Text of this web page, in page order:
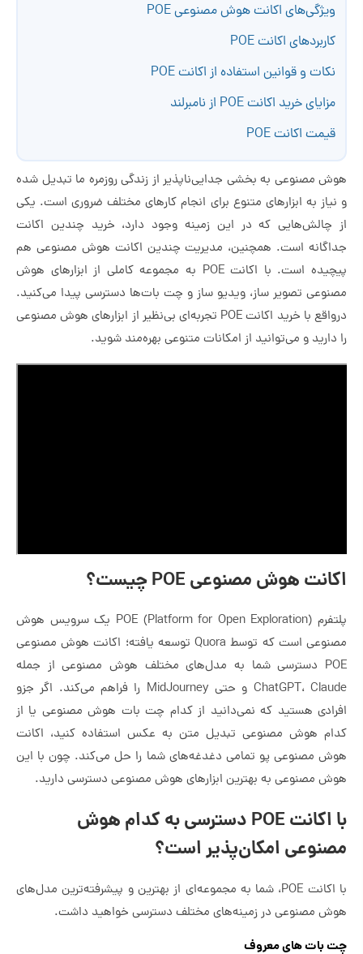
ویژگی‌های اکانت هوش مصنوعی POE
کاربردهای اکانت POE
نکات و قوانین استفاده از اکانت POE
مزایای خرید اکانت POE از نامبرلند
قیمت اکانت POE
هوش مصنوعی به بخشی جدایی‌ناپذیر از زندگی روزمره ما تبدیل شده
و نیاز به ابزارهای متنوع برای انجام کارهای مختلف ضروری است. یکی
از چالش‌هایی که در این زمینه وجود دارد، خرید چندین اکانت
جداگانه است. همچنین، مدیریت چندین اکانت هوش مصنوعی هم
پیچیده است. با اکانت POE به مجموعه کاملی از ابزارهای هوش
مصنوعی تصویر ساز، ویدیو ساز و چت بات‌ها دسترسی پیدا می‌کنید.
درواقع با خرید اکانت POE تجربه‌ای بی‌نظیر از ابزارهای هوش مصنوعی
را دارید و می‌توانید از امکانات متنوعی بهره‌مند شوید.
اکانت هوش مصنوعی POE چیست؟
پلتفرم POE (Platform for Open Exploration) یک سرویس هوش
مصنوعی است که توسط Quora توسعه یافته؛ اکانت هوش مصنوعی
POE دسترسی شما به مدل‌های مختلف هوش مصنوعی از جمله
ChatGPT، Claude و حتی MidJourney را فراهم می‌کند. اگر جزو
افرادی هستید که نمی‌دانید از کدام چت بات هوش مصنوعی یا از
کدام هوش مصنوعی تبدیل متن به عکس استفاده کنید، اکانت
هوش مصنوعی پو تمامی دغدغه‌های شما را حل می‌کند. چون با این
هوش مصنوعی به بهترین ابزارهای هوش مصنوعی دسترسی دارید.
با اکانت POE دسترسی به کدام هوش
مصنوعی امکان‌پذیر است؟
با اکانت POE، شما به مجموعه‌ای از بهترین و پیشرفته‌ترین مدل‌های
هوش مصنوعی در زمینه‌های مختلف دسترسی خواهید داشت.
چت بات های معروف